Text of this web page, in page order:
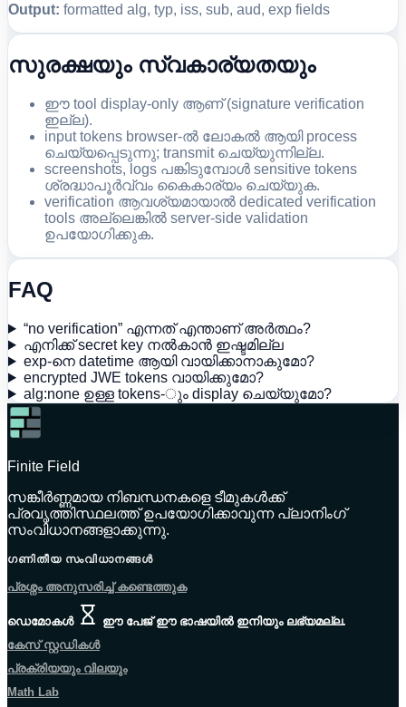
Output: formatted alg, typ, iss, sub, aud, exp fields
സുരക്ഷയും സ്വകാര്യതയും
ഈ tool display-only ആണ് (signature verification
ഇല്ല).
input tokens browser-ൽ ലോകൽ ആയി process
ചെയ്യപ്പെടുന്നു; transmit ചെയ്യുന്നില്ല.
screenshots, logs പങ്കിടുമ്പോൾ sensitive tokens
ശ്രദ്ധാപൂർവ്വം കൈകാര്യം ചെയ്യുക.
verification ആവശ്യമായാൽ dedicated verification
tools അല്ലെങ്കിൽ server-side validation
ഉപയോഗിക്കുക.
FAQ
“no verification” എന്നത് എന്താണ് അർത്ഥം?
എനിക്ക് secret key നൽകാൻ ഇഷ്ടമില്ല
exp-നെ datetime ആയി വായിക്കാനാകുമോ?
encrypted JWE tokens വായിക്കുമോ?
alg:none ഉള്ള tokens-ും display ചെയ്യുമോ?
Finite Field
സങ്കീർണ്ണമായ നിബന്ധനകളെ ടീമുകൾക്ക്
പ്രവൃത്തിസ്ഥലത്ത് ഉപയോഗിക്കാവുന്ന പ്ലാനിംഗ്
സംവിധാനങ്ങളാക്കുന്നു.
ഗണിതീയ സംവിധാനങ്ങൾ
പ്രശ്നം അനുസരിച്ച് കണ്ടെത്തുക
ഡെമോകൾ
ഈ പേജ് ഈ ഭാഷയിൽ ഇനിയും ലഭ്യമല്ല.
കേസ് സ്റ്റഡികൾ
പ്രക്രിയയും വിലയും
Math Lab